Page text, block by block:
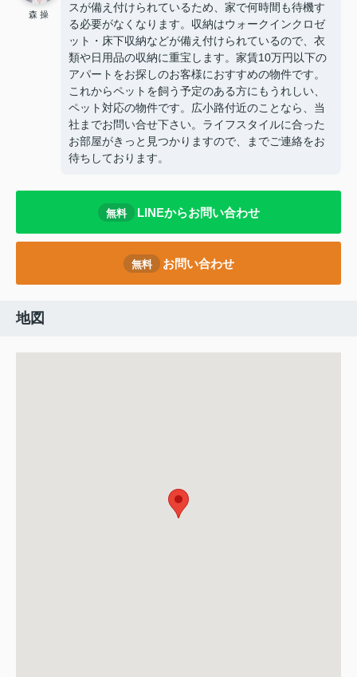
森 操
スが備え付けられているため、家で何時間も待機す
る必要がなくなります。収納はウォークインクロゼ
ット・床下収納などが備え付けられているので、衣
類や日用品の収納に重宝します。家賃10万円以下の
アパートをお探しのお客様におすすめの物件です。
これからペットを飼う予定のある方にもうれしい、
ペット対応の物件です。広小路付近のことなら、当
社までお問い合せ下さい。ライフスタイルに合った
お部屋がきっと見つかりますので、
までご連絡をお
待ちしております。
無料 LINEからお問い合わせ
無料 お問い合わせ
地図